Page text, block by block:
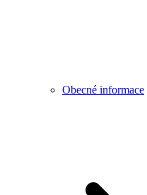
Obecné informace